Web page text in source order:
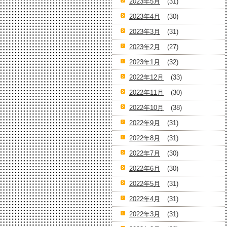
2023年4月
(30)
2023年3月
(31)
2023年2月
(27)
2023年1月
(32)
2022年12月
(33)
2022年11月
(30)
2022年10月
(38)
2022年9月
(31)
2022年8月
(31)
2022年7月
(30)
2022年6月
(30)
2022年5月
(31)
2022年4月
(31)
2022年3月
(31)